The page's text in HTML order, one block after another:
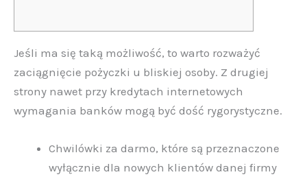
Jeśli ma się taką możliwość, to warto rozważyć
zaciągnięcie pożyczki u bliskiej osoby. Z drugiej
strony nawet przy kredytach internetowych
wymagania banków mogą być dość rygorystyczne.
Chwilówki za darmo, które są przeznaczone
wyłącznie dla nowych klientów danej firmy